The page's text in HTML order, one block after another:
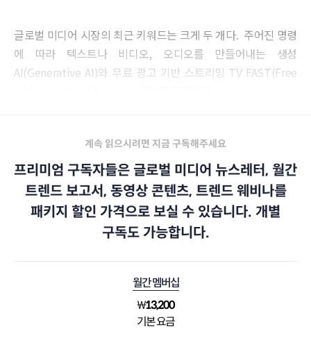
글로벌 미디어 시장의 최근 키워드는 크게 두 개다. 주어진 명령
에 따라 텍스트나 비디오, 오디오를 만들어내는 생성
AI(Generative AI)와 무료 광고 기반 스트리밍 TV FAST(Free
계속 읽으시려면 지금 구독해주세요
프리미엄 구독자들은 글로벌 미디어 뉴스레터, 월간
트렌드 보고서, 동영상 콘텐츠, 트렌드 웨비나를
패키지 할인 가격으로 보실 수 있습니다. 개별
구독도 가능합니다.
월간 멤버십
₩13,200
기본 요금